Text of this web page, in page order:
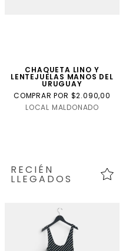
CHAQUETA LINO Y
LENTEJUELAS MANOS DEL
URUGUAY
COMPRAR POR $2.090,00
LOCAL MALDONADO
RECIÉN
LLEGADOS